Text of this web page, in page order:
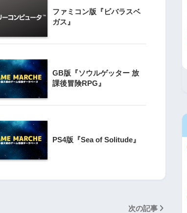
ファミコン版『ビバラスベ
ガス』
GB版『ソウルゲッター 放
課後冒険RPG』
PS4版『Sea of Solitude』
次の記事
5
PlayStation5・人気記事
1